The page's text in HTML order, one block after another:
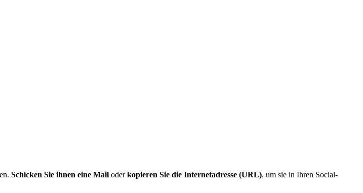
Schicken Sie ihnen eine Mail oderkopieren Sie die Internetadresse (URL), um sie in Ihren Social-